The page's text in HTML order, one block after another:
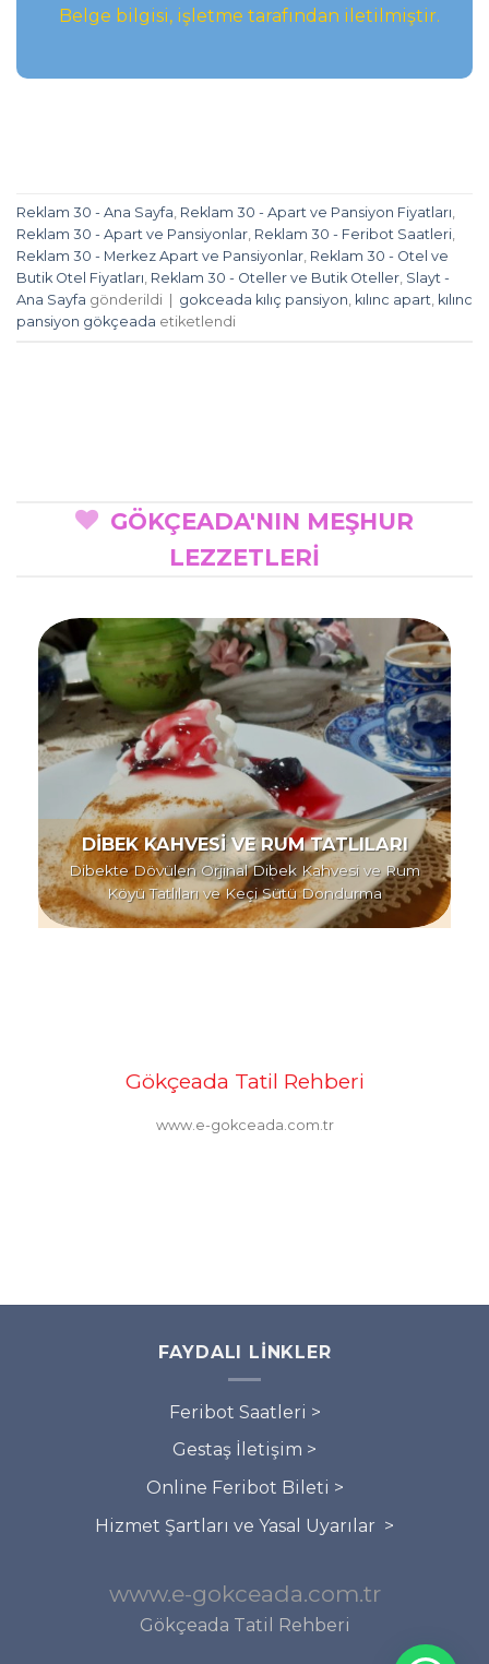
Belge bilgisi, işletme tarafından iletilmiştir.
Reklam 30 - Ana Sayfa Reklam 30 - Apart ve Pansiyon Fiyatları
Reklam 30 - Apart ve Pansiyonlar Reklam 30 - Feribot Saatleri
Reklam 30 - Merkez Apart ve Pansiyonlar Reklam 30 - Otel ve
Butik Otel Fiyatları Reklam 30 - Oteller ve Butik Oteller Slayt -
Ana Sayfa gönderildi | gokceada kılıç pansiyon kılınc apart kılınc
pansiyon gökçeada etiketlendi
GÖKÇEADA'NIN MEŞHUR
LEZZETLERİ
DİBEK KAHVESİ VE RUM TATLILARI
Dibekte Dövülen Orjinal Dibek Kahvesi ve Rum
Köyü Tatlıları ve Keçi Sütü Dondurma
Gökçeada Tatil Rehberi
www.e-gokceada.com.tr
FAYDALI LINKLER
Feribot Saatleri >
Gestaş İletişim >
Online Feribot Bileti >
Hizmet Şartları ve Yasal Uyarılar >
www.e-gokceada.com.tr
Gökçeada Tatil Rehberi